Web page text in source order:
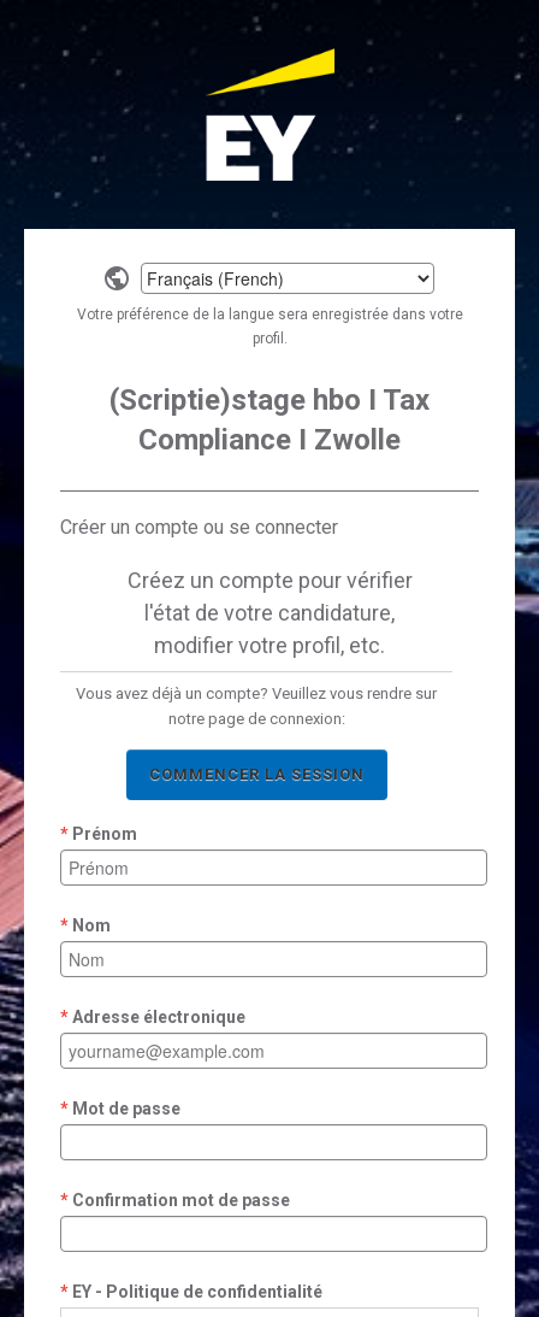
Select
a
language
Votre préférence de la langue sera enregistrée dans votre
profil.
(Scriptie)stage hbo I Tax
Compliance I Zwolle
Créer un compte ou se connecter
Créez un compte pour vérifier
l'état de votre candidature,
modifier votre profil, etc.
Vous avez déjà un compte? Veuillez vous rendre sur
notre page de connexion:
COMMENCER LA SESSION
Prénom
Nom
Adresse électronique
Mot de passe
Confirmation mot de passe
EY - Politique de confidentialité